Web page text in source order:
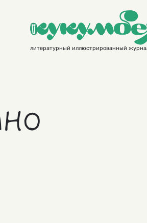
литературный иллюстрированный